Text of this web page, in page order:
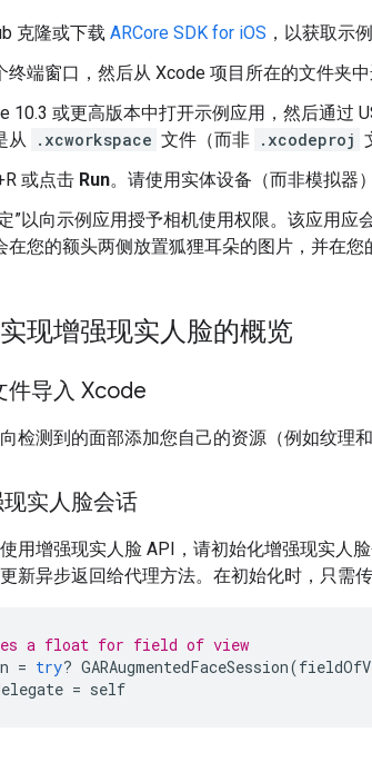
克隆或下载 ARCore SDK for iOS ，以获取示
终端窗口，然后从 Xcode 项目所在的文件夹
10.3 或更高版本中打开示例应用，然后通过
从
.xcworkspace 文件（而非 .xcodeproj
或点击 Run。请使用实体设备（而非模拟器
”以向示例应用授予相机使用权限。该应用
在您的额头两侧放置狐狸耳朵的图片，并在您
现增强现实人脸的概览
件导入 Xcode
检测到的面部添加您自己的资源（例如纹理
实人脸会话
用增强现实人脸 API，请初始化增强现实人
新异步返回给代理方法。在初始化时，只需
a float for field of view
= try? GARAugmentedFaceSession(
= self